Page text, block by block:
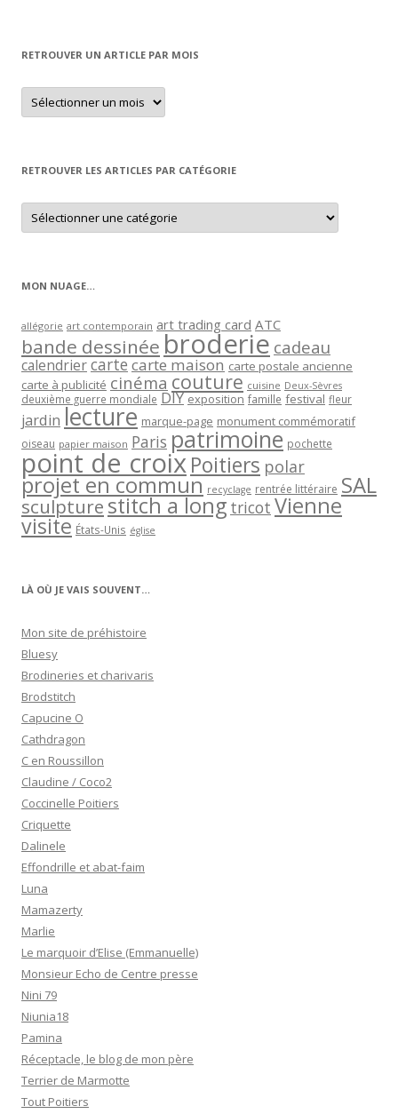
RETROUVER UN ARTICLE PAR MOIS
Retrouver
un
article
RETROUVER LES ARTICLES PAR CATÉGORIE
Retrouver
les
articles
MON NUAGE…
allégorie art contemporain art trading card ATC
bande dessinée broderie cadeau
calendriercartecarte maison carte postale ancienne
carte à publicité cinéma couture cuisine Deux-Sèvres
deuxième guerre mondiale DIY exposition famille festival fleur
jardin lecture marque-page monument commémoratif
oiseau papier maison Paris patrimoine pochette
point de croixPoitiers polar
projet en commun recyclage rentrée littéraire SAL
sculpturestitch a long tricot Vienne
visite États-Unis église
LÀ OÙ JE VAIS SOUVENT…
Mon site de préhistoire
Bluesy
Brodineries et charivaris
Brodstitch
Capucine O
Cathdragon
C en Roussillon
Claudine / Coco2
Coccinelle Poitiers
Criquette
Dalinele
Effondrille et abat-faim
Luna
Mamazerty
Marlie
Le marquoir d’Elise (Emmanuelle)
Monsieur Echo de Centre presse
Nini 79
Niunia18
Pamina
Réceptacle, le blog de mon père
Terrier de Marmotte
Tout Poitiers